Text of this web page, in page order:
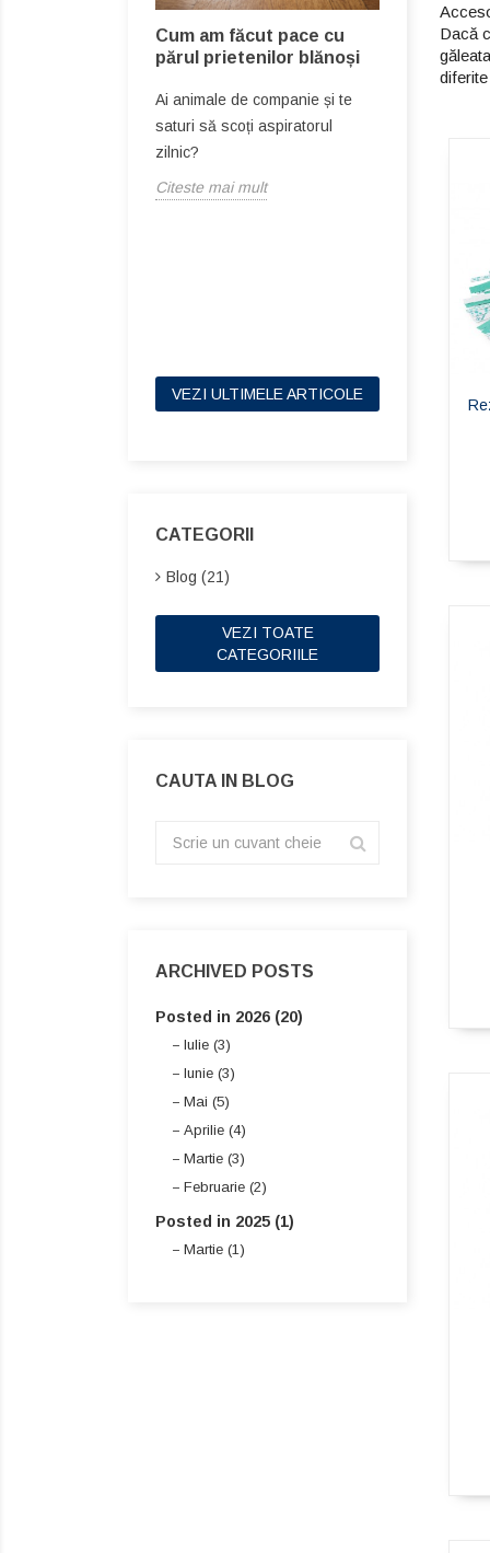
Cum am făcut pace cu
părul prietenilor blănoși
Ai animale de companie și te
saturi să scoți aspiratorul
zilnic?
Citeste mai mult
nu
VEZI ULTIMELE ARTICOLE
CATEGORII
Blog (21)
VEZI TOATE
CATEGORIILE
CAUTA IN BLOG
ARCHIVED POSTS
Posted in 2026 (20)
Iulie (3)
Iunie (3)
Mai (5)
Aprilie (4)
Martie (3)
Februarie (2)
Posted in 2025 (1)
Martie (1)
Dacă